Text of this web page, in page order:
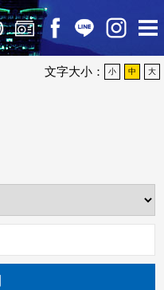
文字大小： 小 中 大